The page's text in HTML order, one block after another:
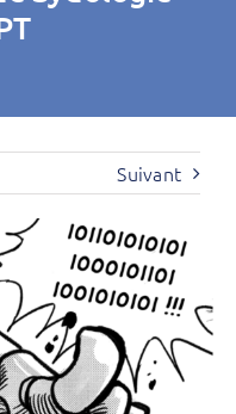
Suivant